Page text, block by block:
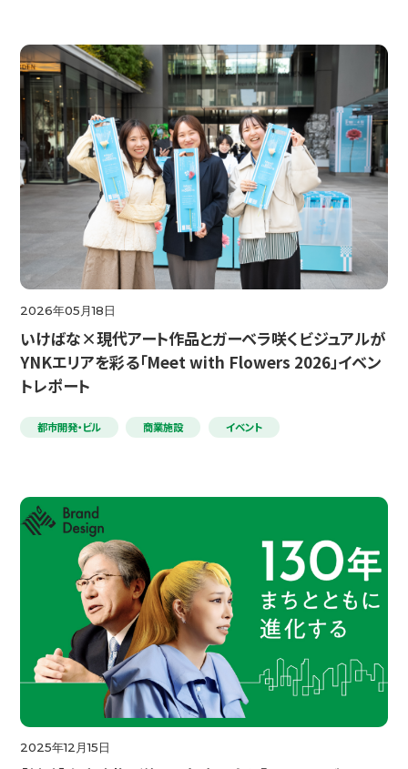
2026年05月18日
いけばな×現代アート作品とガーベラ咲くビジュアルが
YNKエリアを彩る「Meet with Flowers 2026」イベン
トレポート
都市開発・ビル 商業施設 イベント
2025年12月15日